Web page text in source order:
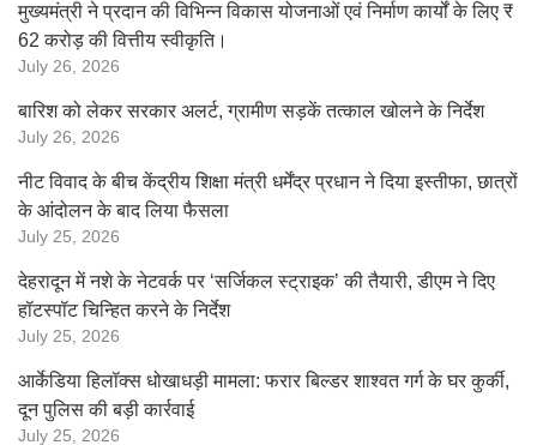
मुख्यमंत्री ने प्रदान की विभिन्न विकास योजनाओं एवं निर्माण कार्यों के लिए ₹
62 करोड़ की वित्तीय स्वीकृति।
July 26, 2026
बारिश को लेकर सरकार अलर्ट, ग्रामीण सड़कें तत्काल खोलने के निर्देश
July 26, 2026
नीट विवाद के बीच केंद्रीय शिक्षा मंत्री धर्मेंद्र प्रधान ने दिया इस्तीफा, छात्रों
के आंदोलन के बाद लिया फैसला
July 25, 2026
देहरादून में नशे के नेटवर्क पर ‘सर्जिकल स्ट्राइक’ की तैयारी, डीएम ने दिए
हॉटस्पॉट चिन्हित करने के निर्देश
July 25, 2026
आर्केडिया हिलॉक्स धोखाधड़ी मामला: फरार बिल्डर शाश्वत गर्ग के घर कुर्की,
दून पुलिस की बड़ी कार्रवाई
July 25, 2026